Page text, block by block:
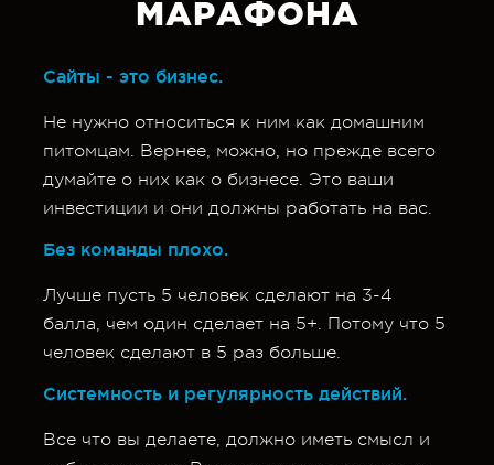
МАРАФОНА
Сайты - это бизнес.
Не нужно относиться к ним как домашним
питомцам. Вернее, можно, но прежде всего
думайте о них как о бизнесе. Это ваши
инвестиции и они должны работать на вас.
Без команды плохо.
Лучше пусть 5 человек сделают на 3-4
балла, чем один сделает на 5+. Потому что 5
человек сделают в 5 раз больше.
Системность и регулярность действий.
Все что вы делаете, должно иметь смысл и